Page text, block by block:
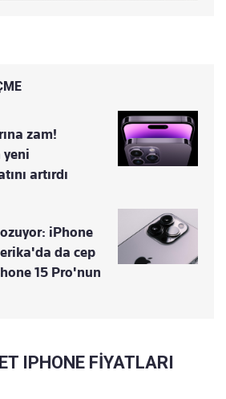
zam!
yeni
artırdı
iPhone
da cep
15 Pro'nun
IPHONE FİYATLARI